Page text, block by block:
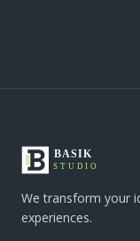
We transform your
experiences.